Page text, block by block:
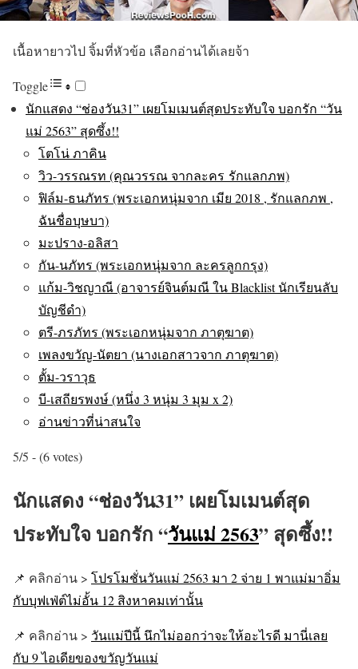
เนื้อหายาวไป จิ้มที่หัวข้อ เลือกอ่านได้เลยจ้า
Toggle
นักแสดง “ช่องวัน31” เผยโมเมนต์สุดประทับใจ บอกรัก “วัน
แม่ 2563” สุดซึ้ง!!
โตโน่ ภาคิน
วิว-วรรณรท (คุณวรรณ จากละคร รักแลกภพ)
ฟิล์ม-ธนภัทร (พระเอกหนุ่มจาก เมีย 2018 , รักแลกภพ ,
ฉันชื่อบุษบา)
มะปราง-อลิสา
กัน-นภัทร (พระเอกหนุ่มจาก ละครลูกกรุง)
แก้ม-วิชญาณี (อาจารย์จินต์มณี ใน Blacklist นักเรียนลับ
บัญชีดำ)
ตรี-ภรภัทร (พระเอกหนุ่มจาก ภาตุฆาต)
เพลงขวัญ-นัตยา (นางเอกสาวจาก ภาตุฆาต)
ตั้ม-วราวุธ
บี-เสถียรพงษ์ (หนึ่ง 3 หนุ่ม 3 มุม x 2)
อ่านข่าวที่น่าสนใจ
5/5 - (6 votes)
นักแสดง “ช่องวัน31” เผยโมเมนต์สุด
ประทับใจ บอกรัก “วันแม่ 2563” สุดซึ้ง!!
📌 คลิกอ่าน > โปรโมชั่นวันแม่ 2563 มา 2 จ่าย 1 พาแม่มาอิ่ม
กับบุฟเฟ่ต์ไม่อั้น 12 สิงหาคมเท่านั้น
📌 คลิกอ่าน > วันแม่ปีนี้ นึกไม่ออกว่าจะให้อะไรดี มานี่เลย
กับ 9 ไอเดียของขวัญวันแม่